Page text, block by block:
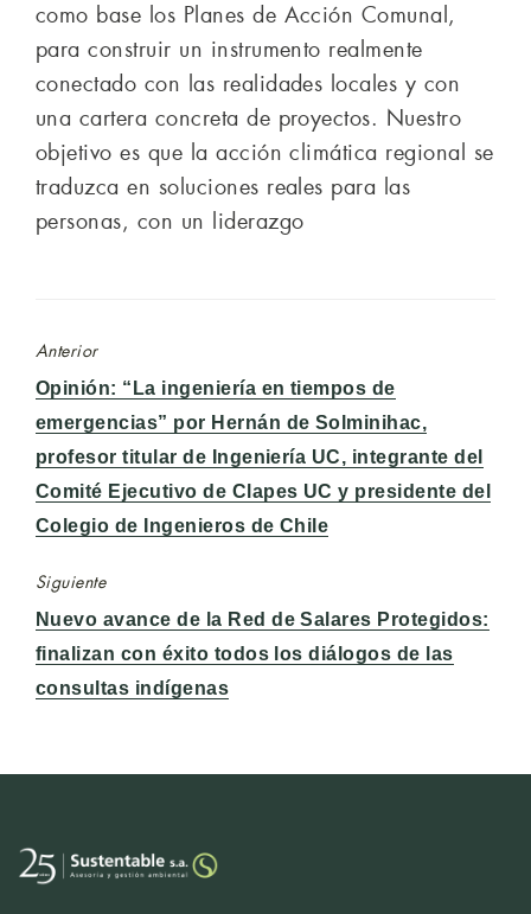
como base los Planes de Acción Comunal,
para construir un instrumento realmente
conectado con las realidades locales y con
una cartera concreta de proyectos. Nuestro
objetivo es que la acción climática regional se
traduzca en soluciones reales para las
personas, con un liderazgo
Anterior
Entrada
anterior:
Opinión: “La ingeniería en tiempos de
emergencias” por Hernán de Solminihac,
profesor titular de Ingeniería UC, integrante del
Comité Ejecutivo de Clapes UC y presidente del
Colegio de Ingenieros de Chile
Siguiente
Entrada
siguiente:
Nuevo avance de la Red de Salares Protegidos:
finalizan con éxito todos los diálogos de las
consultas indígenas